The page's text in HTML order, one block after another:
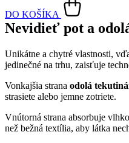
DO KOŠÍKA
Nevidieť pot a
Unikátne a chytré vlastnosti,
jedinečné na trhu, zaisťuje
Vonkajšia strana odolá
strasiete alebo jemne zotriete.
Vnútorná strana absorbuje
než bežná textília, aby látka